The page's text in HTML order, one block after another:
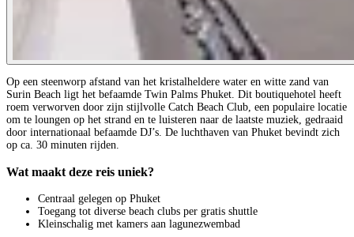
Op een steenworp afstand van het kristalheldere water en witte zand van
Surin Beach ligt het befaamde Twin Palms Phuket. Dit boutiquehotel heeft
roem verworven door zijn stijlvolle Catch Beach Club, een populaire locatie
om te loungen op het strand en te luisteren naar de laatste muziek, gedraaid
door internationaal befaamde DJ’s. De luchthaven van Phuket bevindt zich
op ca. 30 minuten rijden.
Wat maakt deze reis uniek?
Centraal gelegen op Phuket
Toegang tot diverse beach clubs per gratis shuttle
Kleinschalig met kamers aan lagunezwembad